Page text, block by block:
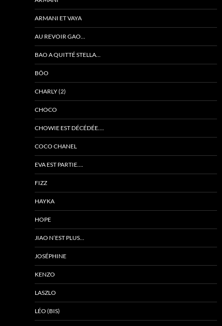
ARMANI ET VAYA
AU REVOIR GAO…
BAO A QUITTÉ STELLA…
BÔO
CHARLY (2)
CHOCO
CHOWIE EST DÉCÉDÉE….
COCO CHANEL
EVA EST PARTIE….
FIZZ
HAYKA
HOPE
JIAO N’EST PLUS…
JOSÉPHINE
KENZO
LASZLO
LÉO (BIS)